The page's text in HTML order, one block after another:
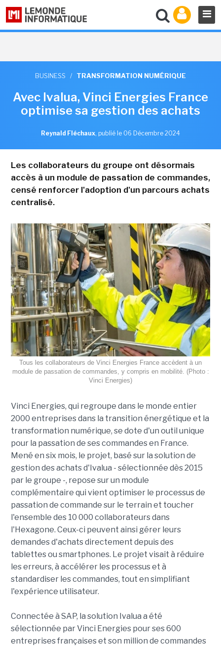
BUSINESS / TRANSFORMATION NUMÉRIQUE
Avec Ivalua, Vinci Energies France
optimise sa gestion des achats
Reynald Fléchaux, publié le 06 Décembre 2024
Les collaborateurs du groupe ont désormais
accès à un module de passation de commandes,
censé renforcer l'adoption d'un parcours achats
centralisé.
Tous les collaborateurs de Vinci Energies France accèdent à un
module de passation de commandes, y compris en mobilité. (Photo :
Vinci Energies)
Vinci Energies, qui regroupe dans le monde entier
2000 entreprises dans la transition énergétique et la
transformation numérique, se dote d'un outil unique
pour la passation de ses commandes en France.
Mené en six mois, le projet, basé sur la solution de
gestion des achats d'Ivalua - sélectionnée dès 2015
par le groupe -, repose sur un module
complémentaire qui vient optimiser le processus de
passation de commande sur le terrain et toucher
l'ensemble des 10 000 collaborateurs dans
l'Hexagone. Ceux-ci peuvent ainsi gérer leurs
demandes d'achats directement depuis des
tablettes ou smartphones. Le projet visait à réduire
les erreurs, à accélérer les processus et à
standardiser les commandes, tout en simplifiant
l'expérience utilisateur.
Connectée à SAP, la solution Ivalua a été
sélectionnée par Vinci Energies pour ses 600
entreprises françaises et son million de commandes